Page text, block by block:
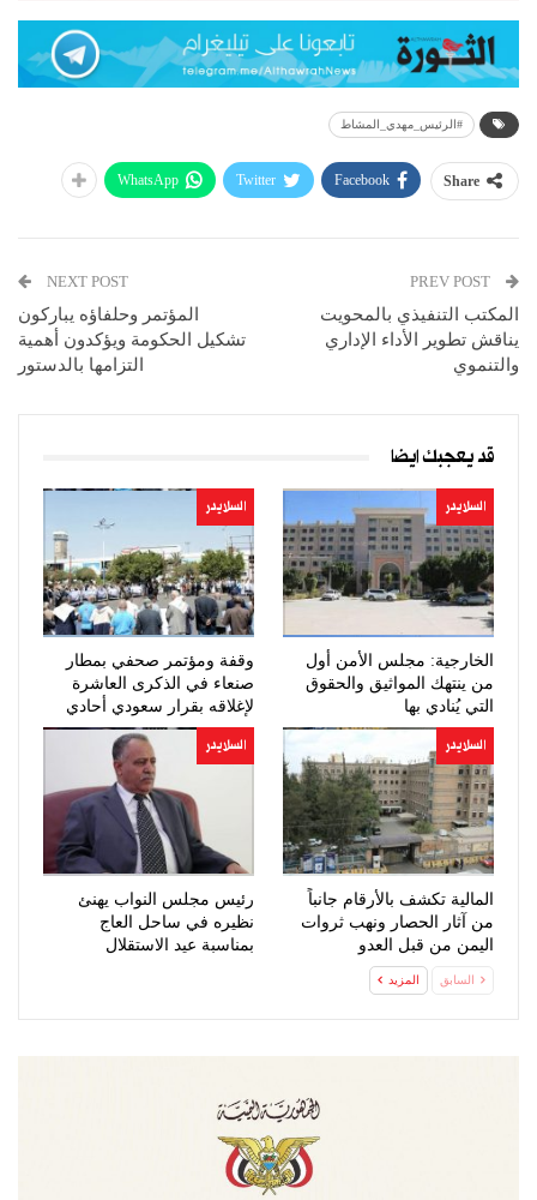
#الرئيس_مهدي_المشاط
Share
Facebook
Twitter
WhatsApp
المكتب التنفيذي بالمحويت
يناقش تطوير الأداء الإداري
والتنموي
NEXT POST
المؤتمر وحلفاؤه يباركون
تشكيل الحكومة ويؤكدون أهمية
التزامها بالدستور
قد يعجبك ايضا
السلايدر
الخارجية: مجلس الأمن أول
من ينتهك المواثيق والحقوق
التي يُنادي بها
السلايدر
وقفة ومؤتمر صحفي بمطار
صنعاء في الذكرى العاشرة
لإغلاقه بقرار سعودي أحادي
السلايدر
المالية تكشف بالأرقام جانباً
من آثار الحصار ونهب ثروات
اليمن من قبل العدو
السعودي…
السلايدر
رئيس مجلس النواب يهنئ
نظيره في ساحل العاج
بمناسبة عيد الاستقلال
السابق المزيد